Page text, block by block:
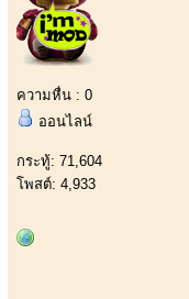
ความหื่น : 0
ออนไลน์
กระทู้: 71,604
โพสต์: 4,933